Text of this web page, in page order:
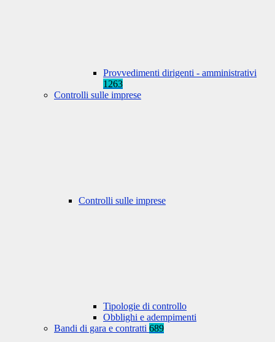
Provvedimenti dirigenti - amministrativi
1263
Controlli sulle imprese
Controlli sulle imprese
Tipologie di controllo
Obblighi e adempimenti
Bandi di gara e contratti 689